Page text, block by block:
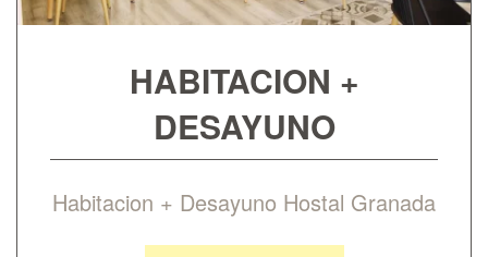
HABITACION +
DESAYUNO
Habitacion + Desayuno Hostal Granada